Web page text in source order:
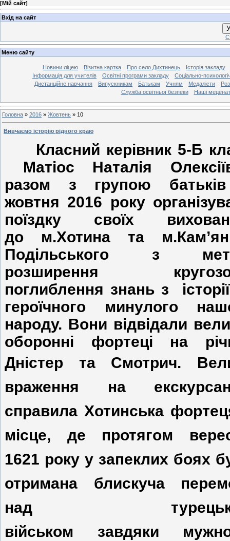
[Мій сайт]
Вхід на сайт
Меню сайту
Новини ліцею Візитна картка Про село Дихтинець
Історія закладу
Інформація для учителів
Освітні програми закладу
Соціально-
Дистанційне навчання
Випускникам Батькам Учням Медалісти
Служба освітньої безпеки
Наші
Головна » 2016 » Жовтень » 10
Вивчаємо історію рідного краю
Класний керівник 5-Б
Матіос Наталія
разом з групою
жовтня 2016 року
поїздку своїх
до м.Хотина та
Подільського з
розширення
поглиблення знань з
героїчного минулого
народу. Вони відвідали
оборонні фортеці на
Дністер та Смотрич.
враження на
справила Хотинська
місце, де протягом
1621 року у запеклих боях
отримана блискуча
над
військом завдяки